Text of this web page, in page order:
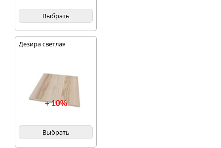
Выбрать
Дезира светлая
+ 10%
Выбрать